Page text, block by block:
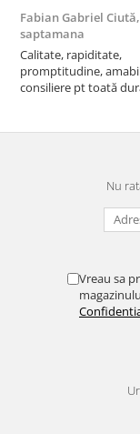
Fabian Gabriel Ciută,
saptamana
Calitate, rapiditate,
promptitudine,
consiliere pt toată durata
Nu
Vreau sa